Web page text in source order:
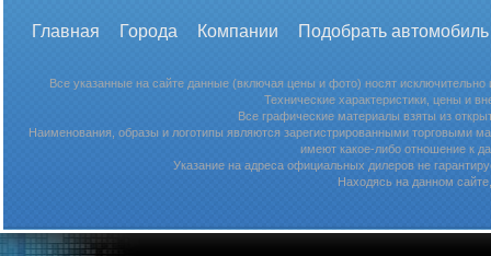
Главная Города Компании Подобрать
Все указанные на сайте данные (включая цены и фото) носят
Технические характеристики, цены и
Все графические материалы взяты из
Наименования, образы и логотипы являются зарегистрированными торговыми
имеют какое-либо отношение к
Указание на адреса официальных дилеров не
Находясь на данном